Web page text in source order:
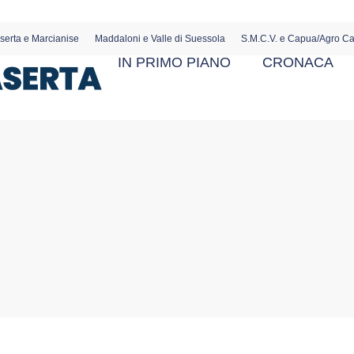
e Marcianise Maddaloni e Valle di Suessola S.M.C.V. e Capua/Agro
IN PRIMO PIANO CRONACA